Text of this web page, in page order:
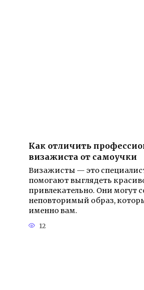
Как отличить
визажиста от самоучки
Визажисты — это
помогают выглядеть
привлекательно. Они могут
неповторимый образ,
именно вам.
12